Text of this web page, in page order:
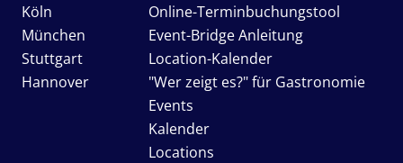
Köln
München
Stuttgart
Hannover
Online-Terminbuchungstool
Event-Bridge Anleitung
Location-Kalender
"Wer zeigt es?" für Gastronomie
Events
Kalender
Locations